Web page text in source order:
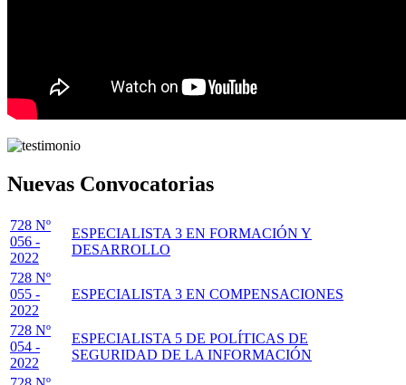
Nuevas Convocatorias
728 Nº
056 -
2022
ESPECIALISTA 3 EN FORMACIÓN Y
DESARROLLO
728 Nº
055 -
2022
ESPECIALISTA 3 EN COMPENSACIONES
728 Nº
054 -
2022
ESPECIALISTA 5 DE POLÍTICAS DE
SEGURIDAD DE LA INFORMACIÓN